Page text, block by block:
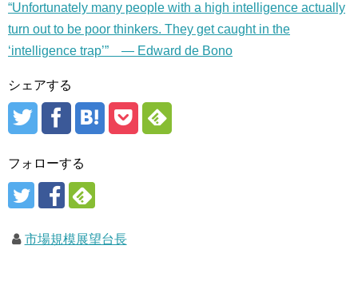
“Unfortunately many people with a high intelligence actually
turn out to be poor thinkers. They get caught in the
‘intelligence trap’” — Edward de Bono
シェアする
フォローする
市場規模展望台長